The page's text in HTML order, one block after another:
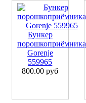
Бункер
порошкоприёмника
Gorenje
559965
800.00 руб